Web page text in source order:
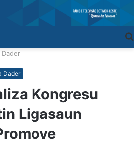
Dader
Dader
Kongresu
Ligasaun